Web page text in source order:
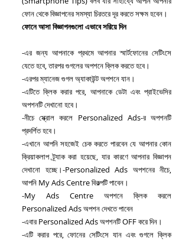
ফোন থেকে বিজ্ঞাপনের সমস্যা চিরতরে দূর করতে সক্ষম হবেন।
ফোনে আসা বিজ্ঞাপনগুলো এভাবে সরিয়ে দিন
-এর জন্য আপনাকে প্রথমে আপনার স্মার্টফোনের সেটিংসে
যেতে হবে, তারপর গুগলের অপশনে ক্লিক করতে হবে।
-এরপর ম্যানেজ গুগল অ্যাকাউন্ট অপশনে যান।
-এটিতে ক্লিক করার পরে, আপনাকে ডেটা এবং প্রাইভেসির
অপশনটি দেখানো হবে।
-নীচে স্ক্রোল করলে Personalized Ads-র অপশনটি
প্রদর্শিত হবে।
-এখানে আপনি সহজেই চেক করতে পারবেন যে আপনার কোন
ক্রিয়াকলাপ ট্র্যাক করা হয়েছে, যার কারণে আপনার বিজ্ঞাপন
দেখানো হচ্ছে।-Personalized Ads অপশনের নীচে,
আপনি My Ads Centre বিকল্পটি পাবেন।
-My Ads Centre অপশনে ক্লিক করলে
Personalized Ads অপশন দেখতে পাবেন
-এবার Personalized Ads অপশনটি OFF করে দিন।
-এটি করার পরে, ফোনের সেটিংসে যান এবং গুগলে ক্লিক